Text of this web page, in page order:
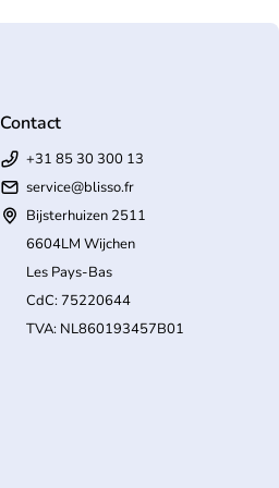
Contact
+31 85 30 300 13
service@blisso.fr
Bijsterhuizen 2511
6604LM Wijchen
Les Pays-Bas
CdC: 75220644
TVA: NL860193457B01